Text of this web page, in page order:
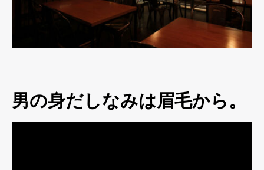
男の身だしなみは眉毛から。